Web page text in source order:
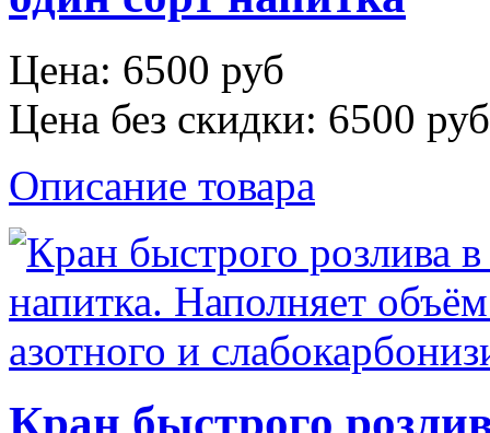
Цена: 6500 руб
Цена без скидки: 6500 руб
Описание товара